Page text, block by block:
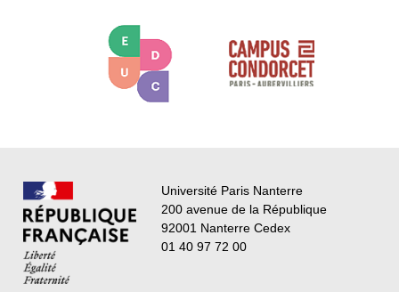
Université Paris Nanterre
200 avenue de la République
92001 Nanterre Cedex
01 40 97 72 00